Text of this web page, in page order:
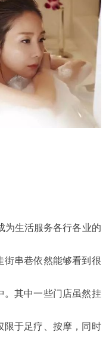
为生活服务各行各业的
街串巷依然能够看到很
。其中一些门店虽然挂
限于足疗、按摩，同时